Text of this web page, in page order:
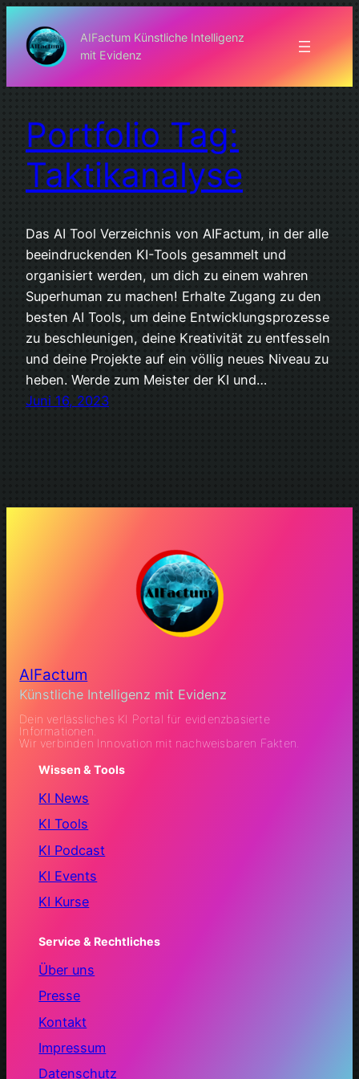
Inhalt
springen
AIFactum Künstliche Intelligenz
mit Evidenz
Portfolio Tag:
Taktikanalyse
Das AI Tool Verzeichnis von AIFactum, in der alle
beeindruckenden KI-Tools gesammelt und
organisiert werden, um dich zu einem wahren
Superhuman zu machen! Erhalte Zugang zu den
besten AI Tools, um deine Entwicklungsprozesse
zu beschleunigen, deine Kreativität zu entfesseln
und deine Projekte auf ein völlig neues Niveau zu
heben. Werde zum Meister der KI und…
Juni 16, 2023
AIFactum
Künstliche Intelligenz mit Evidenz
Dein verlässliches KI Portal für evidenzbasierte
Informationen.
Wir verbinden Innovation mit nachweisbaren Fakten.
Wissen & Tools
KI News
KI Tools
KI Podcast
KI Events
KI Kurse
Service & Rechtliches
Über uns
Presse
Kontakt
Impressum
Datenschutz